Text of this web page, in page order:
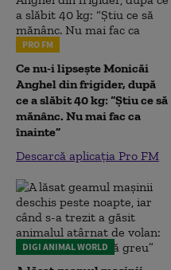
PRO FM
Ce nu-i lipsește Monicăi
Anghel din frigider, după
ce a slăbit 40 kg: “Știu ce să
mănânc. Nu mai fac ca
înainte”
Descarcă aplicația Pro FM
DIGI ANIMAL WORLD